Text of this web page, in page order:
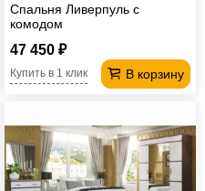
Спальня Ливерпуль с
комодом
47 450 ₽
В корзину
Купить в 1 клик